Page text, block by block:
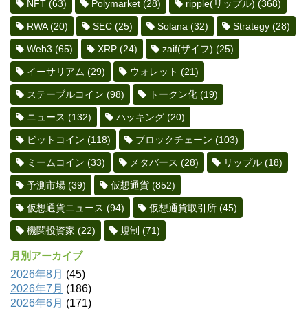
NFT (63) Polymarket (28) ripple(リップル) (368)
RWA(20) SEC (25) Solana (32) Strategy (28)
Web3 (65) XRP (24) zaif(ザイフ) (25)
イーサリアム (29) ウォレット (21)
ステーブルコイン (98) トークン化 (19)
ニュース (132) ハッキング (20)
ビットコイン (118) ブロックチェーン (103)
ミームコイン (33) メタバース (28) リップル (18)
予測市場 (39) 仮想通貨 (852)
仮想通貨ニュース (94) 仮想通貨取引所 (45)
機関投資家 (22) 規制 (71)
月別アーカイブ
2026年8月 (45)
2026年7月 (186)
2026年6月 (171)